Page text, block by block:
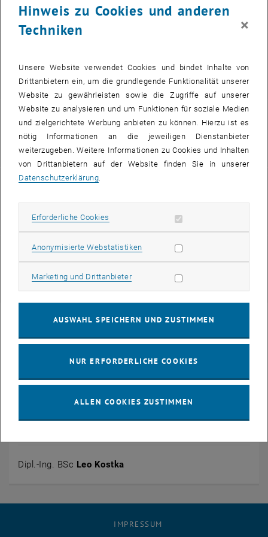
Raumnummer:AA0340 , öffnet eine externe URL in einem neuen Fenster
+43 1 58801 23131
E-Mail:
tuwien.ac.at
TISS-Mitarbeiterprofil , öffnet eine externe URL in einem neuen Fenster
Publikationen:
Publikationen, öffnet eine externe URL in einem neuen Fenster
Dipl.-Ing. BSc Leo Kostka
IMPRESSUM
Hinweis zu Cookies und anderen
Techniken
×
Unsere Website verwendet Cookies und bindet Inhalte von
Drittanbietern ein, um die grundlegende Funktionalität unserer
Website zu gewährleisten sowie die Zugriffe auf unserer
Website zu analysieren und um Funktionen für soziale Medien
und zielgerichtete Werbung anbieten zu können. Hierzu ist es
nötig Informationen an die jeweiligen Dienstanbieter
weiterzugeben. Weitere Informationen zu Cookies und Inhalten
von Drittanbietern auf der Website finden Sie in unserer
Datenschutzerklärung
Erforderliche Cookies Erforderliche Cookies zulassen
Anonymisierte WebstatistikenStatistik Cookies zulassen
Marketing und DrittanbieterMarketing Cookies zulassen
AUSWAHL SPEICHERN UND ZUSTIMMEN
NUR ERFORDERLICHE COOKIES
ALLEN COOKIES ZUSTIMMEN